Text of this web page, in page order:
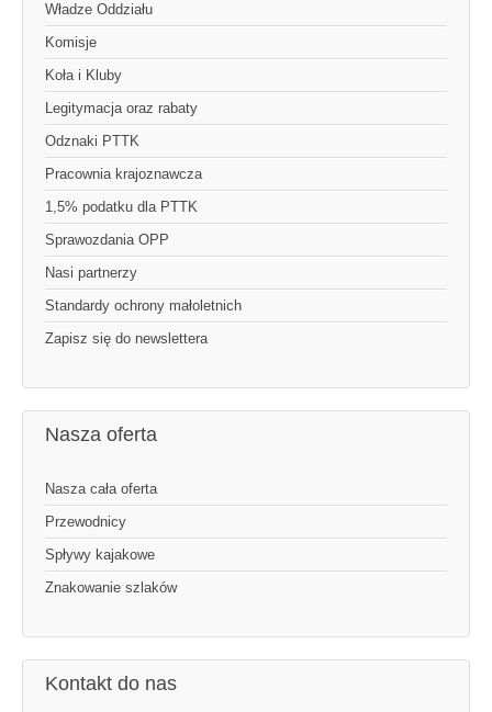
Władze Oddziału
Komisje
Koła i Kluby
Legitymacja oraz rabaty
Odznaki PTTK
Pracownia krajoznawcza
1,5% podatku dla PTTK
Sprawozdania OPP
Nasi partnerzy
Standardy ochrony małoletnich
Zapisz się do newslettera
Nasza oferta
Nasza cała oferta
Przewodnicy
Spływy kajakowe
Znakowanie szlaków
Kontakt do nas